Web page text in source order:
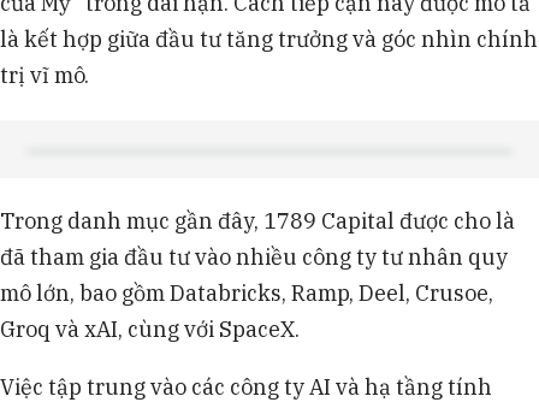
là kết hợp giữa đầu tư tăng trưởng và góc nhìn chính
trị vĩ mô.
Trong danh mục gần đây, 1789 Capital được cho là
đã tham gia đầu tư vào nhiều công ty tư nhân quy
mô lớn, bao gồm Databricks, Ramp, Deel, Crusoe,
Groq và xAI, cùng với SpaceX.
Việc tập trung vào các công ty AI và hạ tầng tính